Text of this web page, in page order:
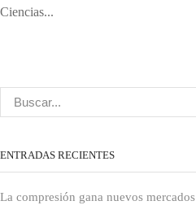
Ciencias...
ENTRADAS RECIENTES
La compresión gana nuevos mercados